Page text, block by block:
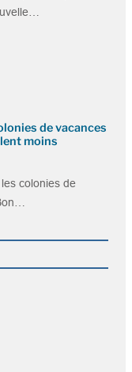
de vacances
moins
colonies de